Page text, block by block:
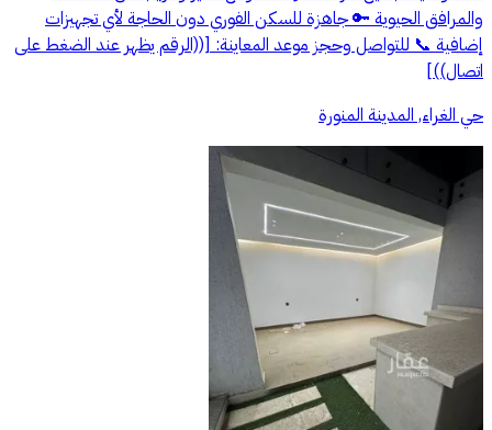
والمرافق الحيوية 🔑 جاهزة للسكن الفوري دون الحاجة لأي تجهيزات
إضافية 📞 للتواصل وحجز موعد المعاينة: [((الرقم يظهر عند الضغط على
اتصال))]
حي الغراء, المدينة المنورة